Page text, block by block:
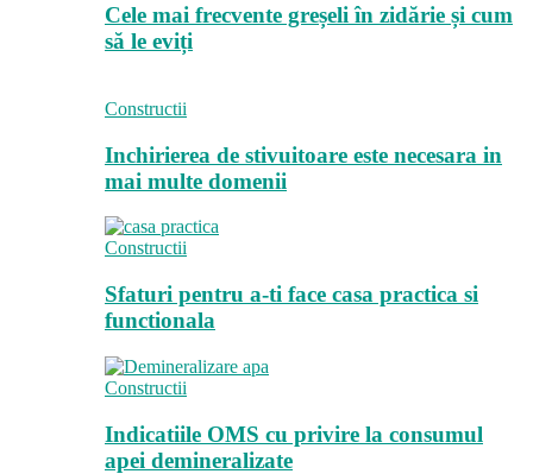
Cele mai frecvente greșeli în zidărie și cum
să le eviți
Constructii
Inchirierea de stivuitoare este necesara in
mai multe domenii
Constructii
Sfaturi pentru a-ti face casa practica si
functionala
Constructii
Indicatiile OMS cu privire la consumul
apei demineralizate